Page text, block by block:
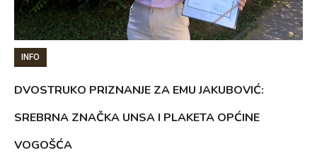
INFO
DVOSTRUKO PRIZNANJE ZA EMU JAKUBOVIĆ:
SREBRNA ZNAČKA UNSA I PLAKETA OPĆINE
VOGOŠĆA